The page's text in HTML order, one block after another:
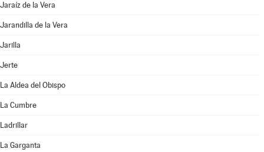
Jaraíz de la Vera
Jarandilla de la Vera
Jarilla
Jerte
La Aldea del Obispo
La Cumbre
Ladrillar
La Garganta